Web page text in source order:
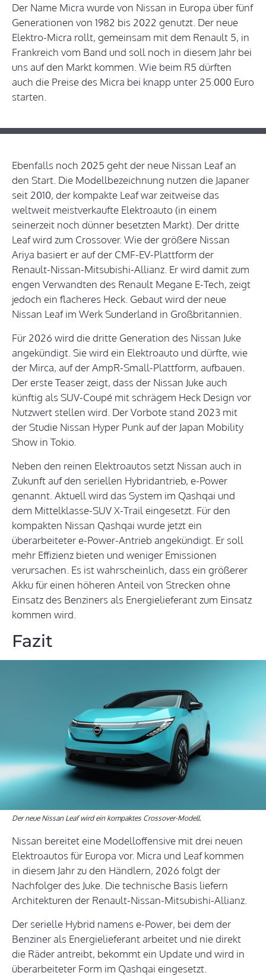
Der Name Micra wurde von Nissan in Europa über fünf
Generationen von 1982 bis 2022 genutzt. Der neue
Elektro-Micra rollt, gemeinsam mit dem Renault 5, in
Frankreich vom Band und soll noch in diesem Jahr bei
uns auf den Markt kommen. Wie beim R5 dürften
auch die Preise des Micra bei knapp unter 25.000 Euro
starten.
Ebenfalls noch 2025 geht der neue Nissan Leaf an
den Start. Die Modellbezeichnung nutzen die Japaner
seit 2010, der kompakte Leaf war zeitweise das
weltweit meistverkaufte Elektroauto (in einem
seinerzeit noch dünner besetzten Markt). Der dritte
Leaf wird zum Crossover. Wie der größere Nissan
Ariya basiert er auf der CMF-EV-Plattform der
Renault-Nissan-Mitsubishi-Allianz. Er wird damit zum
engen Verwandten des Renault Megane E-Tech, zeigt
jedoch ein flacheres Heck. Gebaut wird der neue
Nissan Leaf im Werk Sunderland in Großbritannien.
Für 2026 wird die dritte Generation des Nissan Juke
angekündigt. Sie wird ein Elektroauto und dürfte, wie
der Mirca, auf der AmpR-Small-Plattform, aufbauen.
Der erste Teaser zeigt, dass der Nissan Juke auch
künftig als SUV-Coupé mit schrägem Heck Design vor
Nutzwert stellen wird. Der Vorbote stand 2023 mit
der Studie Nissan Hyper Punk auf der Japan Mobility
Show in Tokio.
Neben den reinen Elektroautos setzt Nissan auch in
Zukunft auf den seriellen Hybridantrieb, e-Power
genannt. Aktuell wird das System im Qashqai und
dem Mittelklasse-SUV X-Trail eingesetzt. Für den
kompakten Nissan Qashqai wurde jetzt ein
überarbeiteter e-Power-Antrieb angekündigt. Er soll
mehr Effizienz bieten und weniger Emissionen
verursachen. Es ist wahrscheinlich, dass ein größerer
Akku für einen höheren Anteil von Strecken ohne
Einsatz des Benziners als Energielieferant zum Einsatz
kommen wird.
Fazit
Der neue Nissan Leaf wird ein kompaktes Crossover-Modell.
Nissan bereitet eine Modelloffensive mit drei neuen
Elektroautos für Europa vor. Micra und Leaf kommen
in diesem Jahr zu den Händlern, 2026 folgt der
Nachfolger des Juke. Die technische Basis liefern
Architekturen der Renault-Nissan-Mitsubishi-Allianz.
Der serielle Hybrid namens e-Power, bei dem der
Benziner als Energielieferant arbeitet und nie direkt
die Räder antreibt, bekommt ein Update und wird in
überarbeiteter Form im Qashqai eingesetzt.